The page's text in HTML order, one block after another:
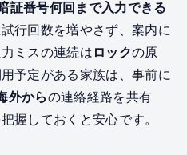
証番号何回まで入力できる
行回数を増やさず、案内に
ミスの連続は ロックの原
予定がある家族は、事前に
外からの連絡経路を共有
握しておくと安心です。